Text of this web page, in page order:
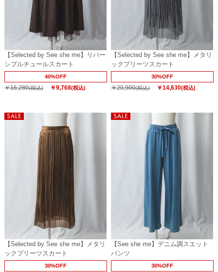
【Selected by See she me】リバー
シブルチュールスカート
40%OFF
￥16,280(税込) ￥9,768(税込)
【Selected by See she me】メタリ
ックプリーツスカート
30%OFF
￥20,900(税込) ￥14,630(税込)
【Selected by See she me】メタリ
ックプリーツスカート
30%OFF
【See she me】デニム調スエット
パンツ
30%OFF